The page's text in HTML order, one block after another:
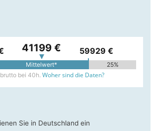
41199 € 59929 €
Mittelwert*
25%
bei 40h. Woher sind die Daten?
Sie in Deutschland ein